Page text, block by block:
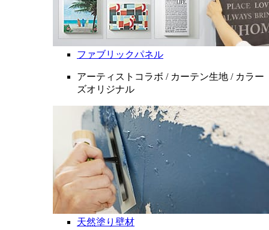
ファブリックパネル
アーティストコラボ / カーテン生地 / カラー
ズオリジナル
天然塗り壁材